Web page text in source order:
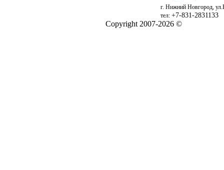
г. Нижний Новгород,
тел: +7-831-2831133
Copyright 2007-2026 ©